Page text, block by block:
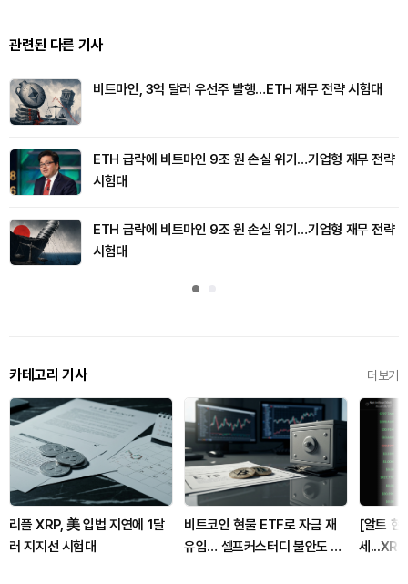
관련된 다른 기사
비트마인, 3억 달러 우선주 발행…ETH 재무 전략 시험대
ETH 급락에 비트마인 9조 원 손실 위기…기업형 재무 전략
시험대
ETH 급락에 비트마인 9조 원 손실 위기…기업형 재무 전략
시험대
카테고리 기사 더보기
리플 XRP, 美 입법 지연에 1달
러 지지선 시험대
비트코인 현물 ETF로 자금 재
유입… 셀프커스터디 불안도 자
[알트 현
세